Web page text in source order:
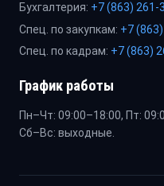
Бухгалтерия: +7 (863) 261-
Спец. по закупкам: +7
Спец. по кадрам: +7 (863)
График работы
Пн–Чт: 09:00–18:00, Пт:
Сб–Вс: выходные.